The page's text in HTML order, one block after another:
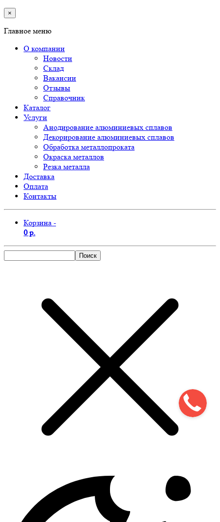
×
Главное меню
О компании
Новости
Склад
Вакансии
Отзывы
Справочник
Каталог
Услуги
Анодирование алюминиевых сплавов
Декорирование алюминиевых сплавов
Обработка металлопроката
Окраска металлов
Резка металла
Доставка
Оплата
Контакты
Корзина -
0 р.